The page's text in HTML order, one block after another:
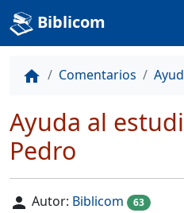
Biblicom
home Comentarios
Ayuda al
Pedro
person Autor: Biblicom 63